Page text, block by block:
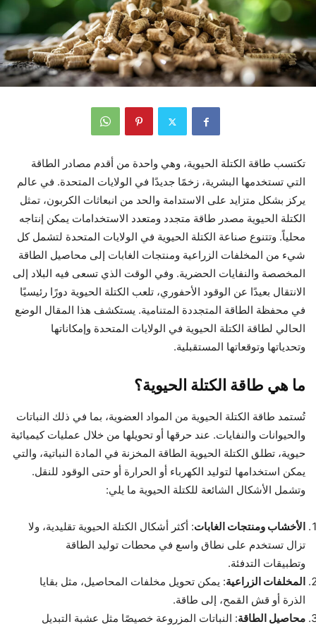
تكتسب طاقة الكتلة الحيوية، وهي واحدة من أقدم مصادر الطاقة
التي تستخدمها البشرية، زخمًا جديدًا في الولايات المتحدة. في عالم
يركز بشكل متزايد على الاستدامة والحد من انبعاثات الكربون، تمثل
الكتلة الحيوية مصدر طاقة متجدد ومتعدد الاستخدامات يمكن إنتاجه
محلياً. وتتنوع صناعة الكتلة الحيوية في الولايات المتحدة لتشمل كل
شيء من المخلفات الزراعية ومنتجات الغابات إلى محاصيل الطاقة
المخصصة والنفايات الحضرية. وفي الوقت الذي تسعى فيه البلاد إلى
الانتقال بعيدًا عن الوقود الأحفوري، تلعب الكتلة الحيوية دورًا رئيسيًا
في محفظة الطاقة المتجددة المتنامية. يستكشف هذا المقال الوضع
الحالي لطاقة الكتلة الحيوية في الولايات المتحدة وإمكاناتها
وتحدياتها وتوقعاتها المستقبلية.
ما هي طاقة الكتلة الحيوية؟
تُستمد طاقة الكتلة الحيوية من المواد العضوية، بما في ذلك النباتات
والحيوانات والنفايات. عند حرقها أو تحويلها من خلال عمليات كيميائية
حيوية، تطلق الكتلة الحيوية الطاقة المخزنة في المادة النباتية، والتي
يمكن استخدامها لتوليد الكهرباء أو الحرارة أو حتى الوقود للنقل.
وتشمل الأشكال الشائعة للكتلة الحيوية ما يلي:
الأخشاب ومنتجات الغابات: أكثر أشكال الكتلة الحيوية تقليدية، ولا
تزال تستخدم على نطاق واسع في محطات توليد الطاقة
وتطبيقات التدفئة.
المخلفات الزراعية: يمكن تحويل مخلفات المحاصيل، مثل بقايا
الذرة أو قش القمح، إلى طاقة.
محاصيل الطاقة: النباتات المزروعة خصيصًا مثل عشبة التبديل